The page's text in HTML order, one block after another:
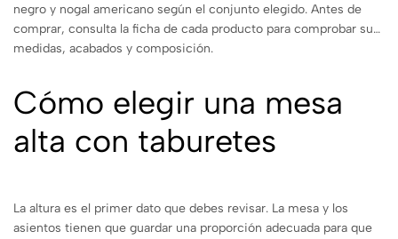
negro y nogal americano según el conjunto elegido. Antes de
comprar, consulta la ficha de cada producto para comprobar sus
medidas, acabados y composición.
Cómo elegir una mesa
alta con taburetes
La altura es el primer dato que debes revisar. La mesa y los
asientos tienen que guardar una proporción adecuada para que